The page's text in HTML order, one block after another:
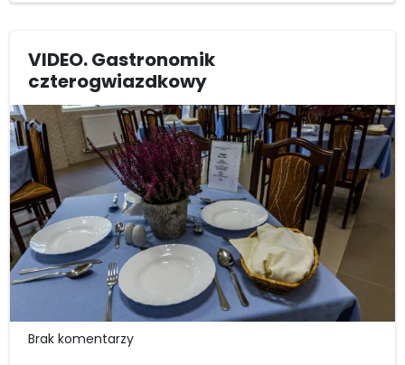
VIDEO. Gastronomik
czterogwiazdkowy
Brak komentarzy